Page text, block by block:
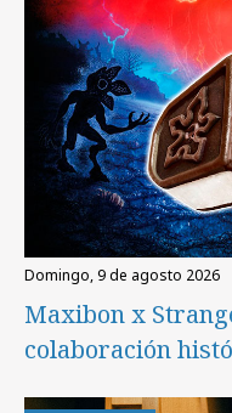
domingo, 9 de agosto 2026
Maxibon x
colaboración